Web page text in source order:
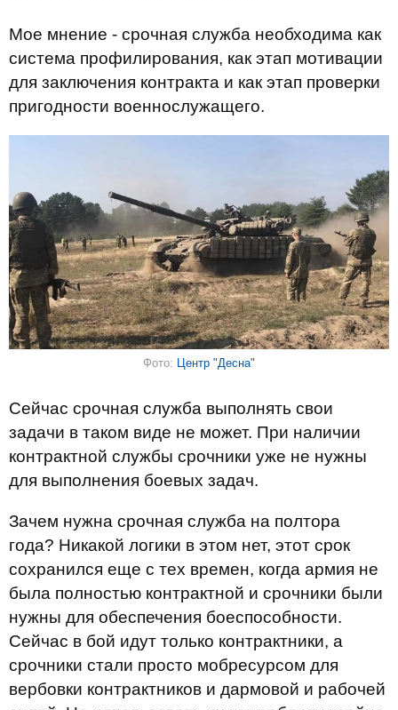
Мое мнение - срочная служба необходима как
система профилирования, как этап мотивации
для заключения контракта и как этап проверки
пригодности военнослужащего.
Фото: Центр "Десна"
Сейчас срочная служба выполнять свои
задачи в таком виде не может. При наличии
контрактной службы срочники уже не нужны
для выполнения боевых задач.
Зачем нужна срочная служба на полтора
года? Никакой логики в этом нет, этот срок
сохранился еще с тех времен, когда армия не
была полностью контрактной и срочники были
нужны для обеспечения боеспособности.
Сейчас в бой идут только контрактники, а
срочники стали просто мобресурсом для
вербовки контрактников и дармовой и рабочей